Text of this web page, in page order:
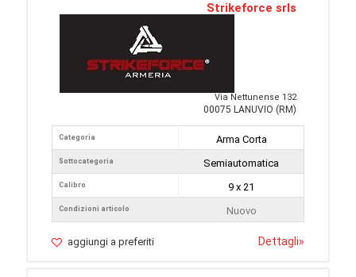
Strikeforce srls
Via Nettunense 132
00075 LANUVIO (RM)
Categoria
Sottocategoria
Calibro
Condizioni articolo
Arma Corta
Semiautomatica
9 x 21
Nuovo
aggiungi a preferiti Dettagli»